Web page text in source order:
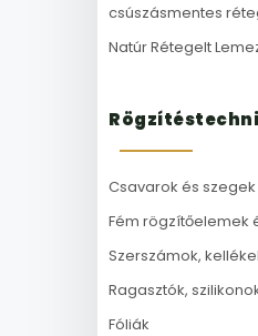
csúszásmentes
Natúr Rétegelt
Csavarok és szegek
Fém rögzítőelemek
Szerszámok,
Ragasztók,
Fóliák